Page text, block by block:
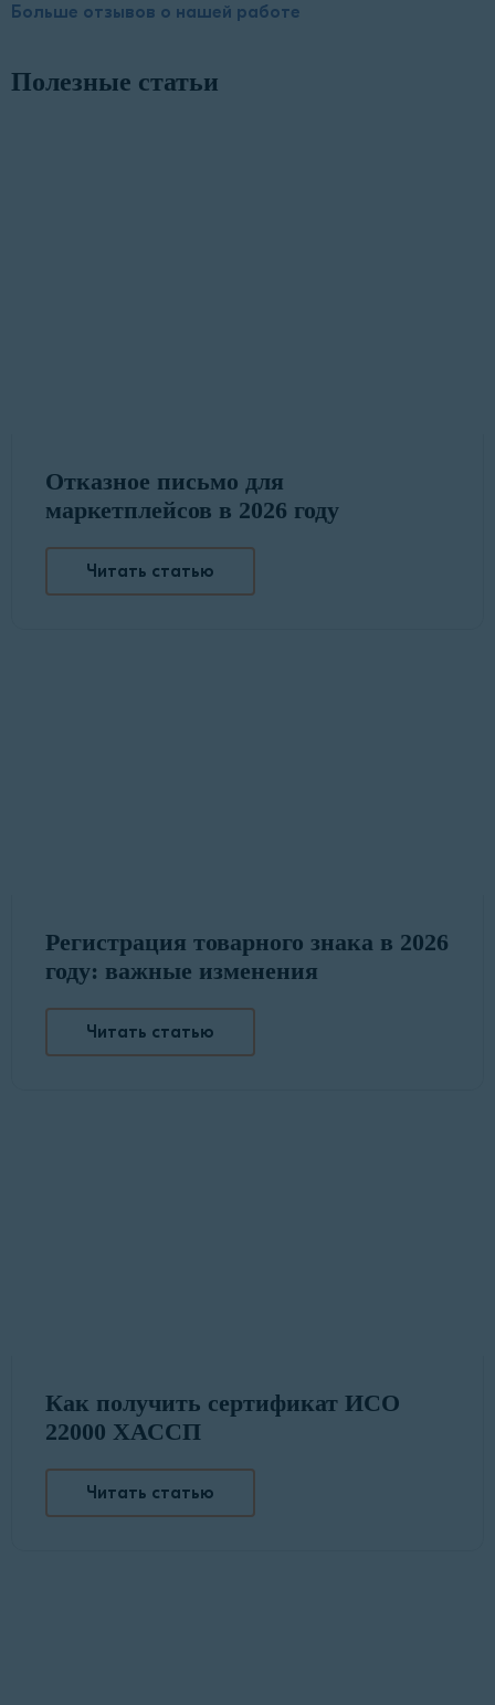
Больше отзывов о нашей работе
Полезные статьи
Отказное письмо для
маркетплейсов в 2026 году
Читать статью
Регистрация товарного знака в 2026
году: важные изменения
Читать статью
Как получить сертификат ИСО
22000 ХАССП
Читать статью